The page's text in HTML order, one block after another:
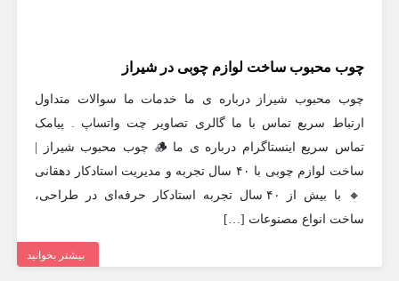
چوب محبوب ساخت لوازم چوبی در شیراز
چوب محبوب شیراز درباره ی ما خدمات ما سوالات متداول
ارتباط سریع تماس با ما گالری تصاویر چت واتساپ . پیامک
تماس سریع اینستاگرام درباره ی ما 🪵 چوب محبوب شیراز |
ساخت لوازم چوبی با ۴۰ سال تجربه و مدیریت استادکار دهقانی
🔸 با بیش از ۴۰ سال تجربه استادکار حرفه‌ای در طراحی،
ساخت انواع مصنوعات […]
بیشتر بخوانید